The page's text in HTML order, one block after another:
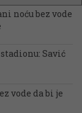
noću bez vode
Savić
vode da bi je